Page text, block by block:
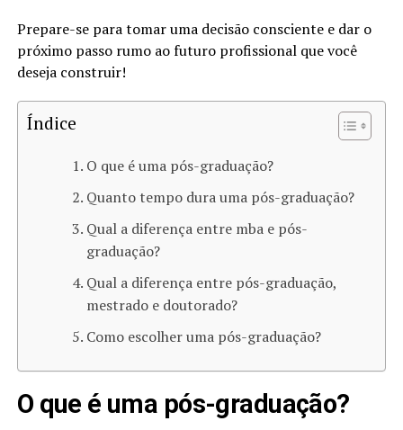
Prepare-se para tomar uma decisão consciente e dar o
próximo passo rumo ao futuro profissional que você
deseja construir!
Índice
O que é uma pós-graduação?
Quanto tempo dura uma pós-graduação?
Qual a diferença entre mba e pós-
graduação?
Qual a diferença entre pós-graduação,
mestrado e doutorado​?
Como escolher uma pós-graduação?
O que é uma pós-graduação?